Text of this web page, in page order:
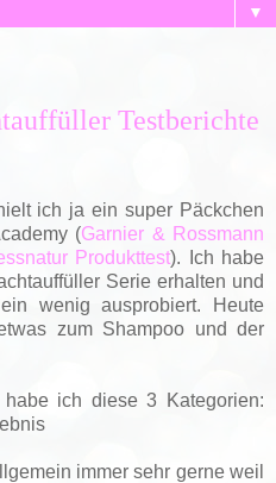
▼
Testberichte
ich ja ein super Päckchen
(Garnier & Rossmann
Produkttest). Ich habe
Serie erhalten und
wenig ausprobiert. Heute
zum Shampoo und der
ich diese 3 Kategorien:
immer sehr gerne weil